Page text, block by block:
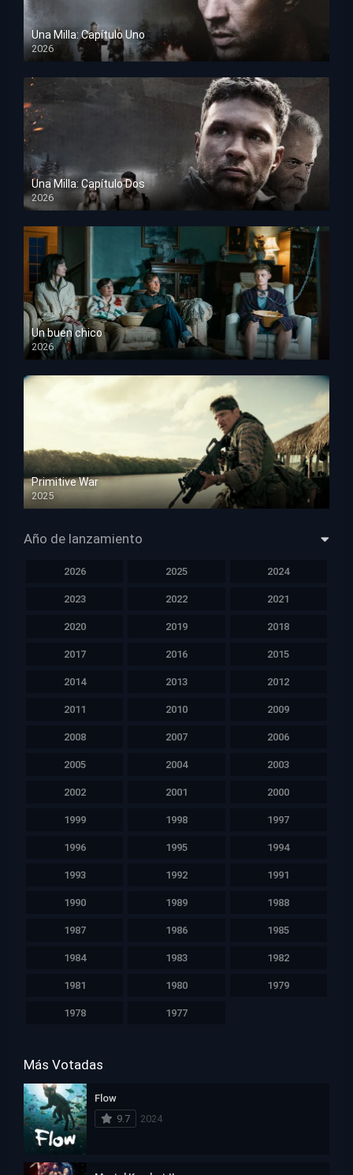
Una Milla: Capítulo Uno
2026
HD 1080p
Una Milla: Capítulo Dos
2026
HD 1080p
Un buen chico
2026
HD 1080p
Primitive War
2025
HD 1080p
Año de lanzamiento
2026 2025 2024
2023 2022 2021
2020 2019 2018
2017 2016 2015
2014 2013 2012
2011 2010 2009
2008 2007 2006
2005 2004 2003
2002 2001 2000
1999 1998 1997
1996 1995 1994
1993 1992 1991
1990 1989 1988
1987 1986 1985
1984 1983 1982
1981 1980 1979
1978 1977
Más Votadas
Flow
9.7
2024